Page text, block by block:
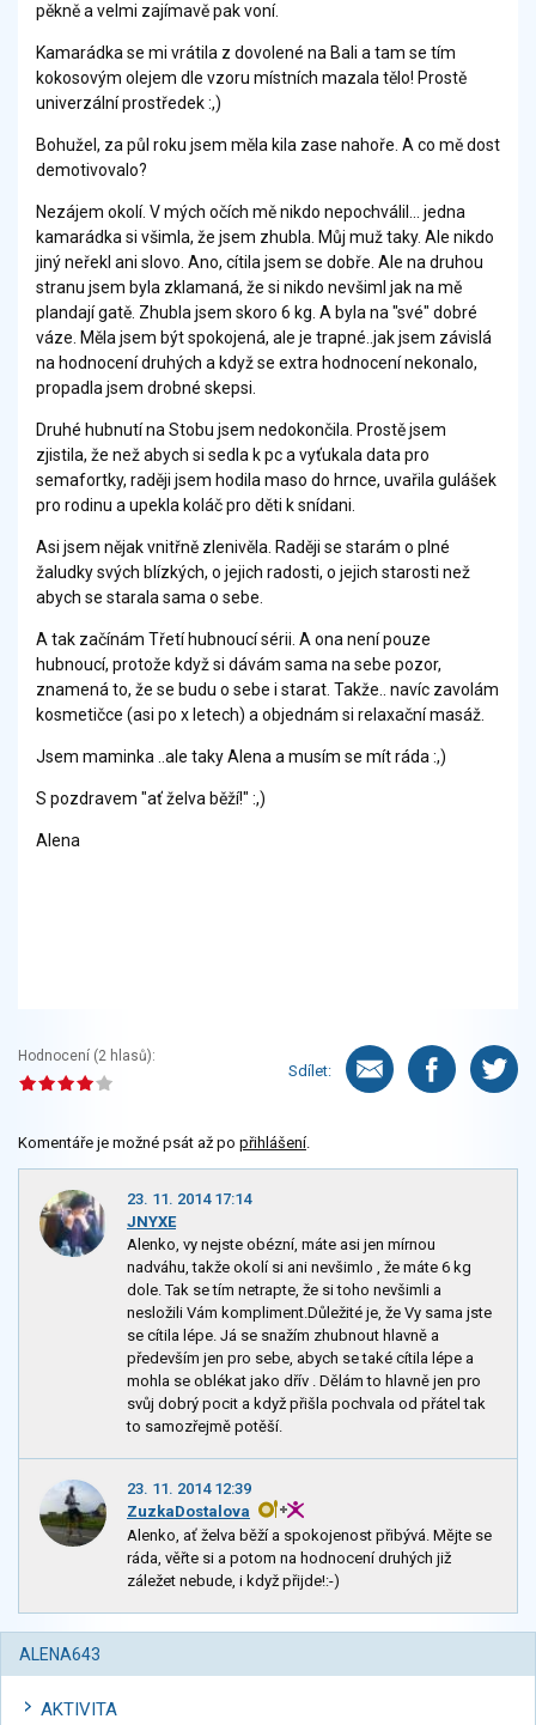
pěkně a velmi zajímavě pak voní.
Kamarádka se mi vrátila z dovolené na Bali a tam se tím
kokosovým olejem dle vzoru místních mazala tělo! Prostě
univerzální prostředek :,)
Bohužel, za půl roku jsem měla kila zase nahoře. A co mě dost
demotivovalo?
Nezájem okolí. V mých očích mě nikdo nepochválil... jedna
kamarádka si všimla, že jsem zhubla. Můj muž taky. Ale nikdo
jiný neřekl ani slovo. Ano, cítila jsem se dobře. Ale na druhou
stranu jsem byla zklamaná, že si nikdo nevšiml jak na mě
plandají gatě. Zhubla jsem skoro 6 kg. A byla na "své" dobré
váze. Měla jsem být spokojená, ale je trapné..jak jsem závislá
na hodnocení druhých a když se extra hodnocení nekonalo,
propadla jsem drobné skepsi.
Druhé hubnutí na Stobu jsem nedokončila. Prostě jsem
zjistila, že než abych si sedla k pc a vyťukala data pro
semafortky, raději jsem hodila maso do hrnce, uvařila gulášek
pro rodinu a upekla koláč pro děti k snídani.
Asi jsem nějak vnitřně zlenivěla. Raději se starám o plné
žaludky svých blízkých, o jejich radosti, o jejich starosti než
abych se starala sama o sebe.
A tak začínám Třetí hubnoucí sérii. A ona není pouze
hubnoucí, protože když si dávám sama na sebe pozor,
znamená to, že se budu o sebe i starat. Takže.. navíc zavolám
kosmetičce (asi po x letech) a objednám si relaxační masáž.
Jsem maminka ..ale taky Alena a musím se mít ráda :,)
S pozdravem "ať želva běží!" :,)
Alena
Hodnocení (2 hlasů):
Sdílet:
Komentáře je možné psát až po přihlášení.
23. 11. 2014 17:14
JNYXE
Alenko, vy nejste obézní, máte asi jen mírnou
nadváhu, takže okolí si ani nevšimlo , že máte 6 kg
dole. Tak se tím netrapte, že si toho nevšimli a
nesložili Vám kompliment.Důležité je, že Vy sama jste
se cítila lépe. Já se snažím zhubnout hlavně a
především jen pro sebe, abych se také cítila lépe a
mohla se oblékat jako dřív . Dělám to hlavně jen pro
svůj dobrý pocit a když přišla pochvala od přátel tak
to samozřejmě potěší.
23. 11. 2014 12:39
ZuzkaDostalova
Alenko, ať želva běží a spokojenost přibývá. Mějte se
ráda, věřte si a potom na hodnocení druhých již
záležet nebude, i když přijde!:-)
ALENA643
AKTIVITA